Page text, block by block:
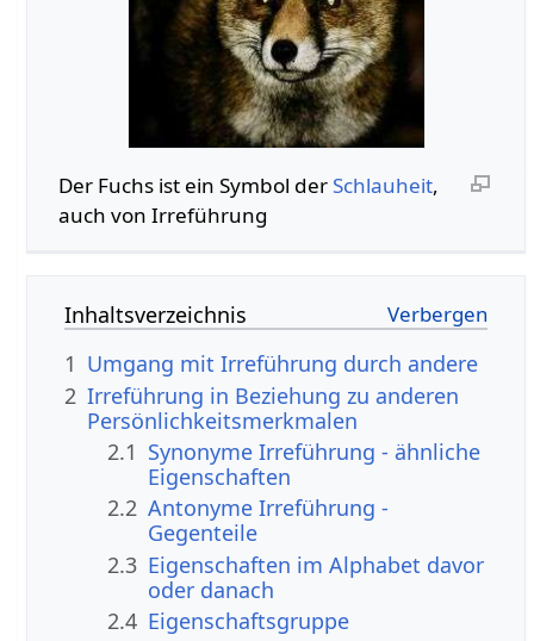
Der Fuchs ist ein Symbol der Schlauheit,
auch von Irreführung
Inhaltsverzeichnis
1 Umgang mit Irreführung durch andere
2 Irreführung in Beziehung zu anderen
Persönlichkeitsmerkmalen
2.1 Synonyme Irreführung - ähnliche
Eigenschaften
2.2 Antonyme Irreführung -
Gegenteile
2.3 Eigenschaften im Alphabet davor
oder danach
2.4 Eigenschaftsgruppe